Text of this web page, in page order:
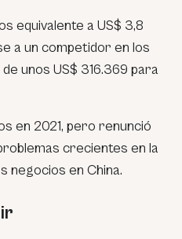
equivalente a US$ 3,8
a un competidor en los
unos US$ 316.369 para
en 2021, pero renunció
crecientes en la
negocios en China.